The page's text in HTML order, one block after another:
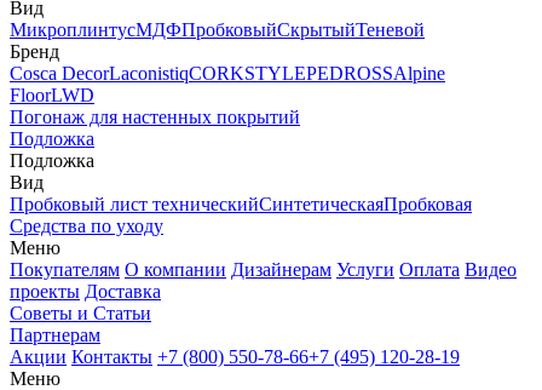
Вид
МикроплинтусМДФПробковыйСкрытыйТеневой
Бренд
Cosca DecorLaconistiqCORKSTYLEPEDROSSAlpine
FloorLWD
Погонаж для настенных покрытий
Подложка
Подложка
Вид
Пробковый лист техническийСинтетическаяПробковая
Средства по уходу
Меню
Покупателям О компании Дизайнерам Услуги Оплата Видео
проекты Доставка
Советы и Статьи
Партнерам
Акции Контакты +7 (800) 550-78-66+7 (495) 120-28-19
Меню